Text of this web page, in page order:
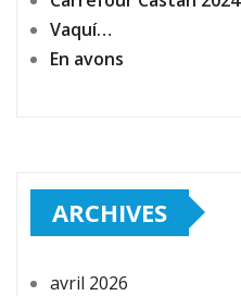
Vaquí…
En avons
ARCHIVES
avril 2026